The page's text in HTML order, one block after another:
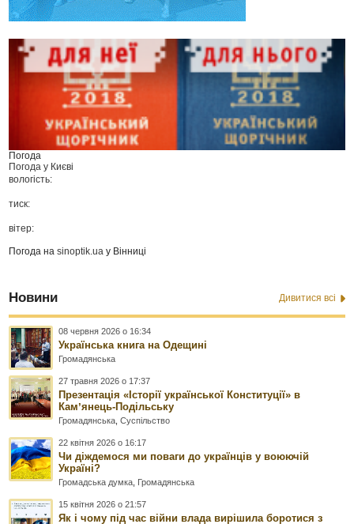
Погода
Погода у Києві
вологість:
тиск:
вітер:
Погода наsinoptik.ua у Вінниці
Новини Дивитися всі
08 червня 2026 о 16:34
Українська книга на Одещині
Громадянська
27 травня 2026 о 17:37
Презентація «Історії української Конституції» в
Камʼянець-Подільську
Громадянська ,Суспільство
22 квітня 2026 о 16:17
Чи діждемося ми поваги до українців у воюючій
Україні?
Громадська думка Громадянська
15 квітня 2026 о 21:57
Як і чому під час війни влада вирішила боротися з